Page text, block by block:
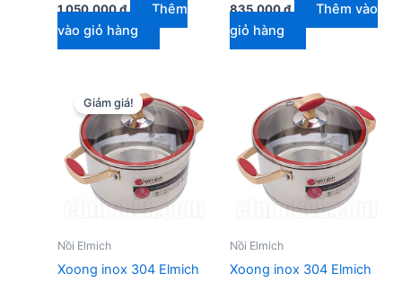
1.050.000₫
Thêm
vào giỏ hàng
835.000₫
Thêm vào
giỏ hàng
Giảm giá!
Nồi Elmich
Xoong inox 304 Elmich
Nồi Elmich
Xoong inox 304 Elmich